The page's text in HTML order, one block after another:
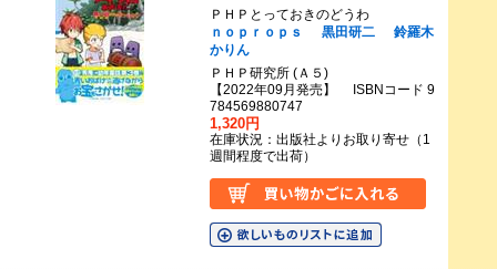
ＰＨＰとっておきのどうわ
ｎｏｐｒｏｐｓ
黒田研二
鈴羅木
かりん
ＰＨＰ研究所 (Ａ５)
【2022年09月発売】 ISBNコード 9
784569880747
1,320円
在庫状況：出版社よりお取り寄せ（1
週間程度で出荷）